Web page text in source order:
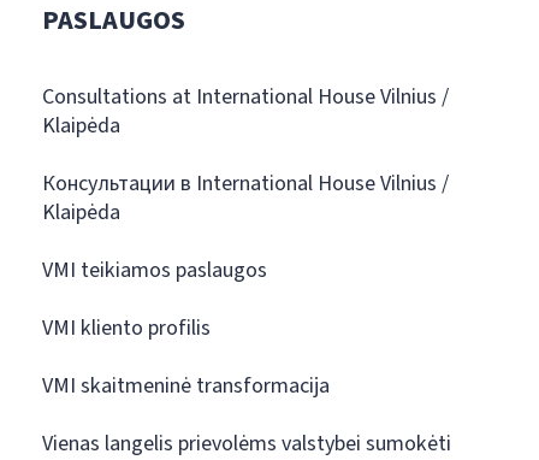
PASLAUGOS
Consultations at International House Vilnius /
Klaipėda
Консультации в International House Vilnius /
Klaipėda
VMI teikiamos paslaugos
VMI kliento profilis
VMI skaitmeninė transformacija
Vienas langelis prievolėms valstybei sumokėti